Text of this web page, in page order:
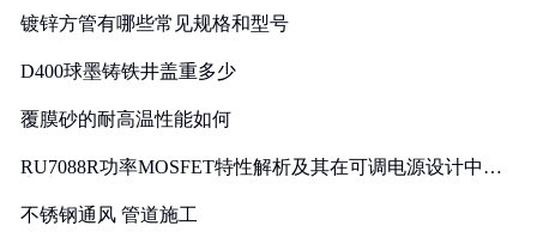
镀锌方管有哪些常见规格和型号
D400球墨铸铁井盖重多少
覆膜砂的耐高温性能如何
RU7088R功率MOSFET特性解析及其在可调电源设计中的
不锈钢通风 管道施工